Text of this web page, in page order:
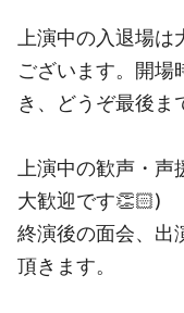
上演中の入退場
ございます。開場
き、どうぞ最後ま
上演中の歓声・
大歓迎です👏🏻)
終演後の面会、出
頂きます。